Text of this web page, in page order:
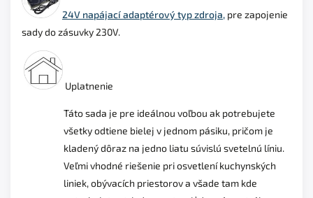
24V napájací adaptérový typ zdroja, pre zapojenie
sady do zásuvky 230V.
Uplatnenie
Táto sada je pre ideálnou voľbou ak potrebujete
všetky odtiene bielej v jednom pásiku, pričom je
kladený dôraz na jedno liatu súvislú svetelnú líniu.
Veľmi vhodné riešenie pri osvetlení kuchynských
liniek, obývacích priestorov a všade tam kde